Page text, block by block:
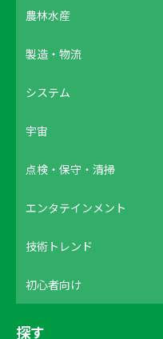
農林水産
製造・物流
システム
宇宙
点検・保守・清掃
エンタテインメント
技術トレンド
初心者向け
探す